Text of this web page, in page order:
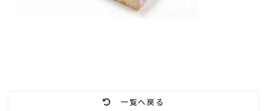
一覧へ戻る